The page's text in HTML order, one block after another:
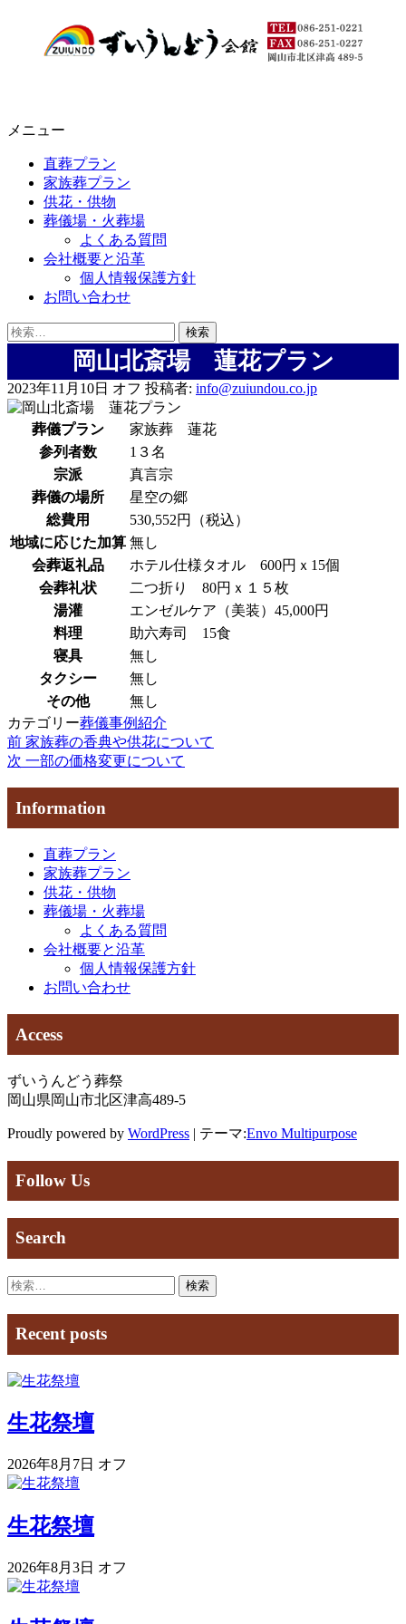
メニュー
直葬プラン
家族葬プラン
供花・供物
葬儀場・火葬場
よくある質問
会社概要と沿革
個人情報保護方針
お問い合わせ
検
索:
岡山北斎場 蓮花プラン
2023年11月10日 オフ 投稿者: info@zuiundou.co.jp
葬儀プラン
家族葬 蓮花
参列者数
1３名
宗派
真言宗
葬儀の場所
星空の郷
総費用
530,552円（税込）
地域に応じた加算 無し
会葬返礼品
ホテル仕様タオル 600円ｘ15個
会葬礼状
二つ折り 80円ｘ１５枚
湯灌
エンゼルケア（美装）45,000円
料理
助六寿司 15食
寝具
無し
タクシー
無し
その他
無し
カテゴリー葬儀事例紹介
投
稿
ナ
ビ
過
去
稿
前 家族葬の香典や供花について
次
稿
次 一部の価格変更について
Information
直葬プラン
家族葬プラン
供花・供物
葬儀場・火葬場
よくある質問
会社概要と沿革
個人情報保護方針
お問い合わせ
Access
ずいうんどう葬祭
岡山県岡山市北区津高489-5
Proudly powered by WordPress | テーマ:Envo Multipurpose
Follow Us
Search
検
Recent posts
生花祭壇
2026年8月7日 オフ
生花祭壇
2026年8月3日 オフ